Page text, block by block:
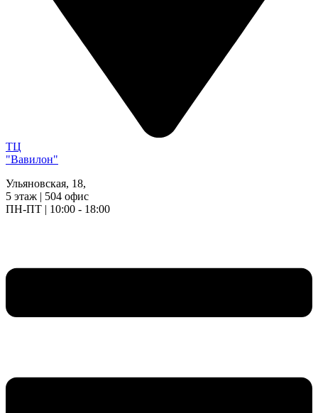
ТЦ
"Вавилон"
Ульяновская, 18,
5 этаж | 504 офис
ПН-ПТ | 10:00 - 18:00